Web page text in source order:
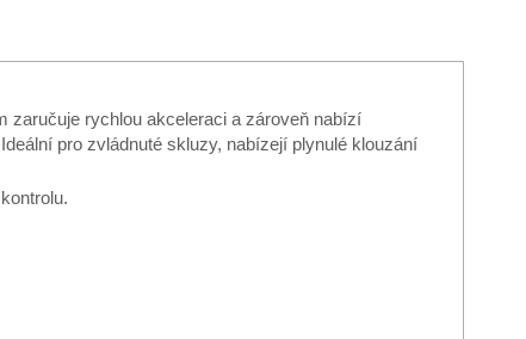
zaručuje rychlou akceleraci a zároveň nabízí
pro zvládnuté skluzy, nabízejí plynulé klouzání